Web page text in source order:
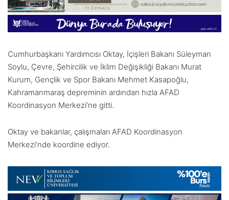
Cumhurbaşkanı Yardımcısı Oktay, İçişleri Bakanı Süleyman
Soylu, Çevre, Şehircilik ve İklim Değişikliği Bakanı Murat
Kurum, Gençlik ve Spor Bakanı Mehmet Kasapoğlu,
Kahramanmaraş depreminin ardından hızla AFAD
Koordinasyon Merkezi’ne gitti.
Oktay ve bakanlar, çalışmaları AFAD Koordinasyon
Merkezi’nde koordine ediyor.